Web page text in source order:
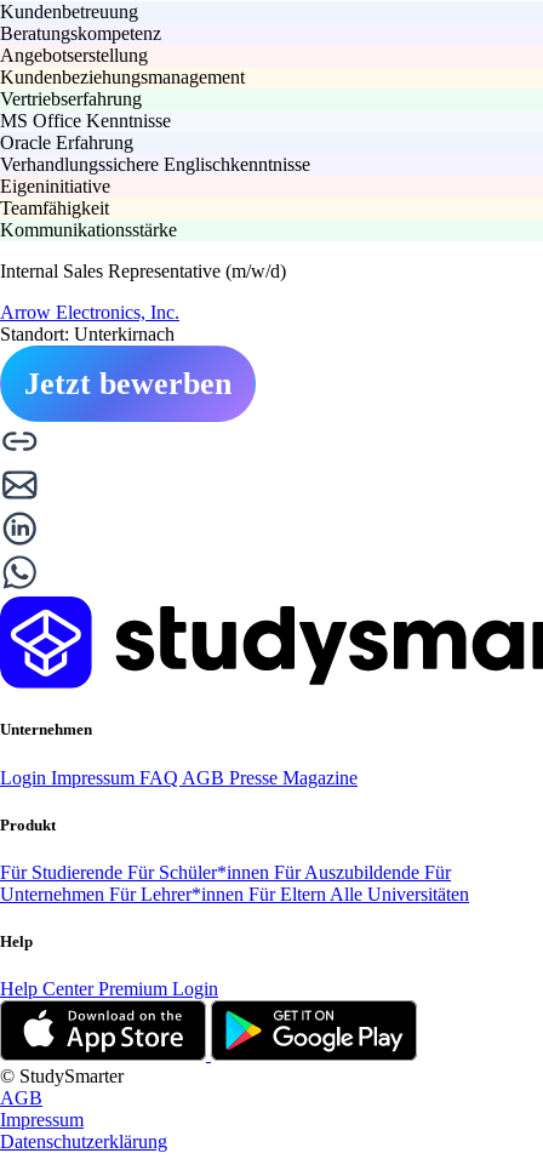
Kundenbetreuung
Beratungskompetenz
Angebotserstellung
Kundenbeziehungsmanagement
Vertriebserfahrung
MS Office Kenntnisse
Oracle Erfahrung
Verhandlungssichere Englischkenntnisse
Eigeninitiative
Teamfähigkeit
Kommunikationsstärke
Internal Sales Representative (m/w/d)
Arrow Electronics, Inc.
Standort: Unterkirnach
Jetzt bewerben
Unternehmen
Login Impressum FAQ AGB Presse Magazine
Produkt
Für Studierende Für Schüler*innen Für Auszubildende Für
Unternehmen Für Lehrer*innen Für Eltern Alle Universitäten
Help
Help CenterPremium Login
© StudySmarter
AGB
Impressum
Datenschutzerklärung